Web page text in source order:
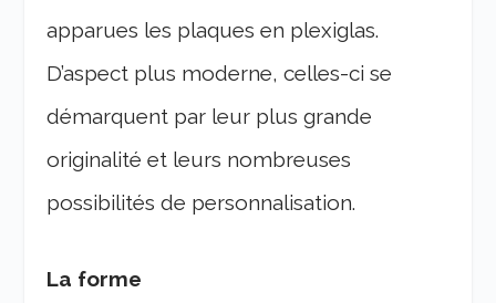
apparues les plaques en plexiglas.
D’aspect plus moderne, celles-ci se
démarquent par leur plus grande
originalité et leurs nombreuses
possibilités de personnalisation.
La forme